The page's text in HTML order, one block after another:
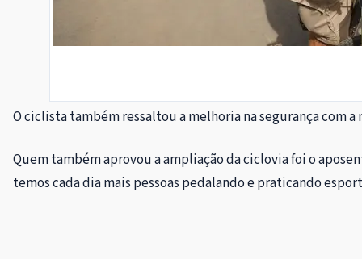
O ciclista também ressaltou a melhoria na segurança com
Quem também aprovou a ampliação da ciclovia foi o
temos cada dia mais pessoas pedalando e praticando